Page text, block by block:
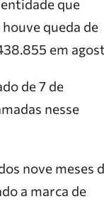
que
queda de
em
de 7 de
nesse
nove meses
a marca de